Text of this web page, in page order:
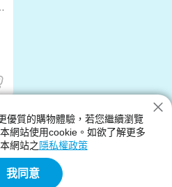
各種類型、尺寸規格、功能、顏色
商品都在神腦生活裡
優質的購物體驗，若您繼續瀏覽
網站使用cookie。如欲了解更多
網站之 隱私權政策
我同意